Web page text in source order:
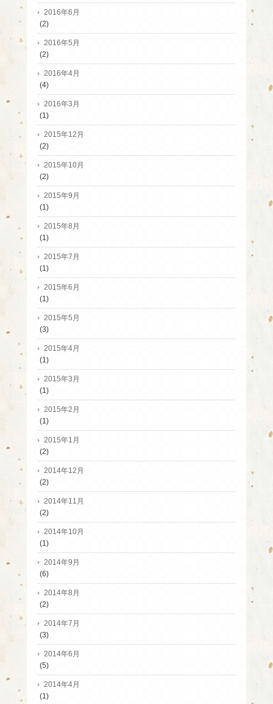
2016年6月
(2)
2016年5月
(2)
2016年4月
(4)
2016年3月
(1)
2015年12月
(2)
2015年10月
(2)
2015年9月
(1)
2015年8月
(1)
2015年7月
(1)
2015年6月
(1)
2015年5月
(3)
2015年4月
(1)
2015年3月
(1)
2015年2月
(1)
2015年1月
(2)
2014年12月
(2)
2014年11月
(2)
2014年10月
(1)
2014年9月
(6)
2014年8月
(2)
2014年7月
(3)
2014年6月
(5)
2014年4月
(1)